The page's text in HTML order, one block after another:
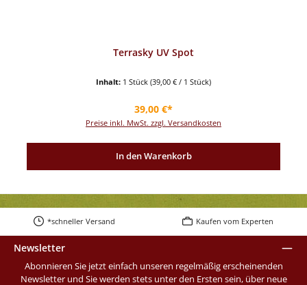
Terrasky UV Spot
Inhalt: 1 Stück (39,00 € / 1 Stück)
Regulärer Preis:
39,00 €*
Preise inkl. MwSt. zzgl. Versandkosten
In den Warenkorb
*schneller Versand Kaufen vom Experten
Newsletter
Abonnieren Sie jetzt einfach unseren regelmäßig erscheinenden
Newsletter und Sie werden stets unter den Ersten sein, über neue